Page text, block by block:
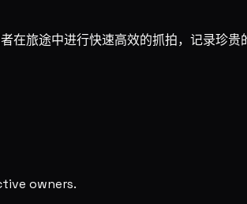
在旅途中进行快速高效的抓拍，记录珍贵
owners.